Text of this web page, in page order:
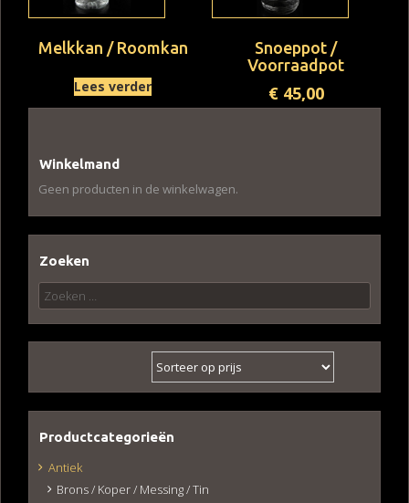
Melkkan / Roomkan
Lees verder
Snoeppot /
Voorraadpot
€45,00
Winkelmand
Geen producten in de winkelwagen.
Zoeken
Zoeken
naar:
Productcategorieën
Antiek
Brons / Koper / Messing / Tin